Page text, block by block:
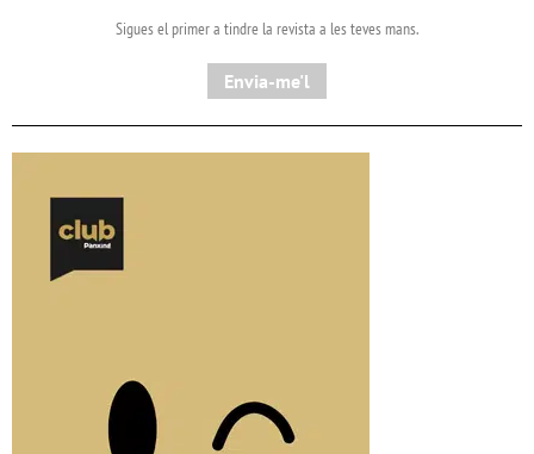
Sigues el primer a tindre la revista a les teves mans.
Envia-me'l